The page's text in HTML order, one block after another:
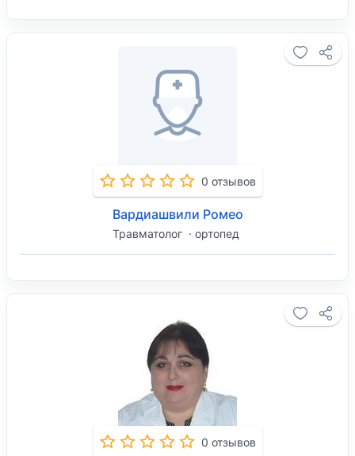
0 отзывов
Вардиашвили Ромео
Травматолог ортопед
0 отзывов